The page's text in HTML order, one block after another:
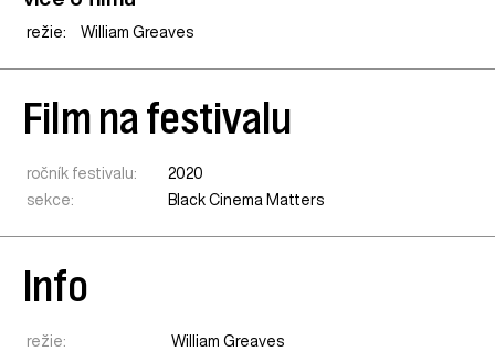
režie: William Greaves
Film na festivalu
ročník festivalu:
2020
sekce:
Black Cinema Matters
Info
režie:
William Greaves